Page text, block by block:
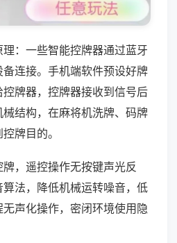
：一些智能控牌器通过蓝牙
连接。手机端软件预设好牌
牌器，控牌器接收到信号后
结构，在麻将机洗牌、码牌
牌目的。
，遥控操作无按键声光反
法，降低机械运转噪音，低
声化操作，密闭环境使用隐